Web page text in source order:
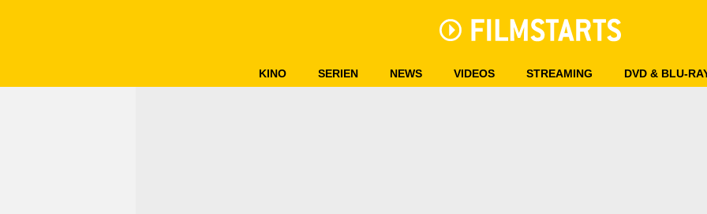
KINO SERIEN NEWS VIDEOS STREAMING DVD & BLU-